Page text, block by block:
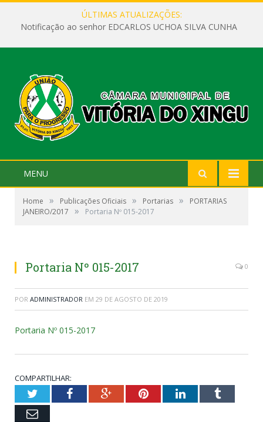
ÚLTIMAS ATUALIZAÇÕES:
Notificação ao senhor EDCARLOS UCHOA SILVA CUNHA
MENU
Home » Publicações Oficiais » Portarias »
PORTARIAS
JANEIRO/2017
» Portaria Nº 015-2017
Portaria Nº 015-2017 0
POR ADMINISTRADOR EM 29 DE AGOSTO DE 2019
Portaria Nº 015-2017
COMPARTILHAR:
TwitterFacebookGoogle+PinterestLinkedInTumblr
Email